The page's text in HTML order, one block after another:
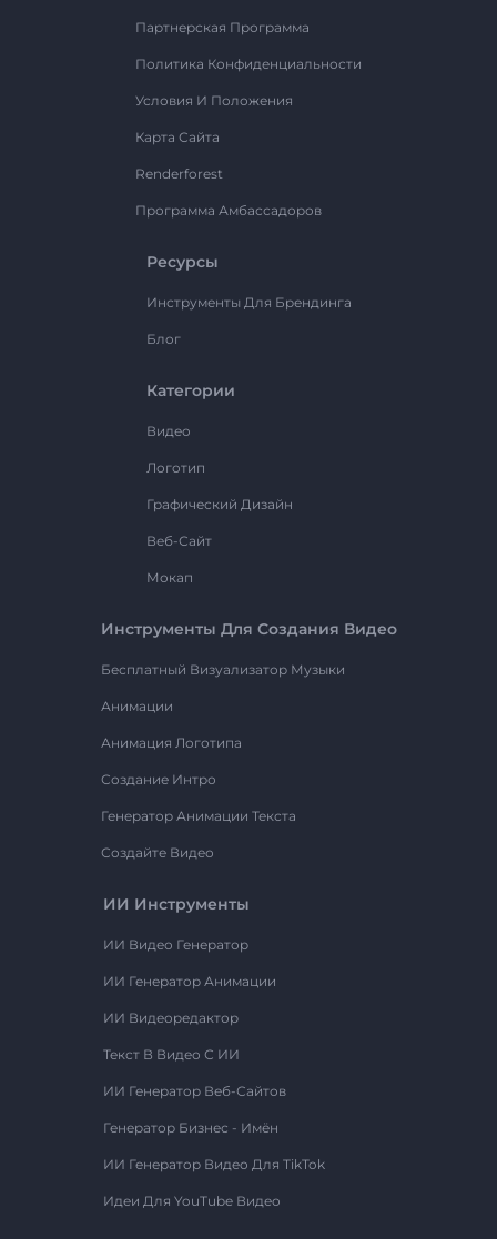
Партнерская Программа
Политика Конфиденциальности
Условия И Положения
Карта Сайта
Renderforest
Программа Амбассадоров
Ресурсы
Инструменты Для Брендинга
Блог
Категории
Видео
Логотип
Графический Дизайн
Веб-Сайт
Мокап
Инструменты Для Создания Видео
Бесплатный Визуализатор Музыки
Анимации
Анимация Логотипа
Создание Интро
Генератор Анимации Текста
Создайте Видео
ИИ Инструменты
ИИ Видео Генератор
ИИ Генератор Анимации
ИИ Видеоредактор
Текст В Видео С ИИ
ИИ Генератор Веб-Сайтов
Генератор Бизнес - Имён
ИИ Генератор Видео Для TikTok
Идеи Для YouTube Видео